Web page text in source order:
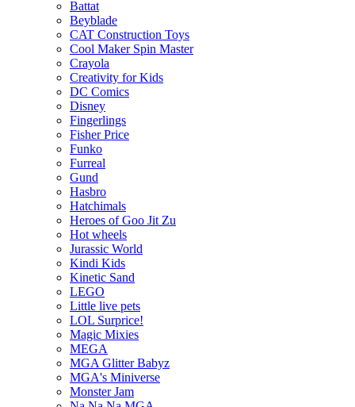
Battat
Beyblade
CAT Construction Toys
Cool Maker Spin Master
Crayola
Creativity for Kids
DC Comics
Disney
Fingerlings
Fisher Price
Funko
Furreal
Gund
Hasbro
Hatchimals
Heroes of Goo Jit Zu
Hot wheels
Jurassic World
Kindi Kids
Kinetic Sand
LEGO
Little live pets
LOL Surprice!
Magic Mixies
MEGA
MGA Glitter Babyz
MGA's Miniverse
Monster Jam